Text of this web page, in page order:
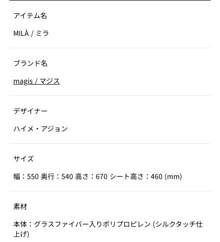
アイテム名
MILÀ / ミラ
ブランド名
magis / マジス
デザイナー
ハイメ・アジョン
サイズ
幅：550 奥行：540 高さ：670 シート高さ：460 (mm)
素材
本体：グラスファイバー入りポリプロピレン (シルクタッチ仕
上げ)